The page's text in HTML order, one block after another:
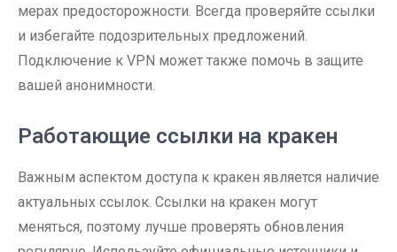
мерах предосторожности. Всегда проверяйте ссылки
и избегайте подозрительных предложений.
Подключение к VPN может также помочь в защите
вашей анонимности.
Работающие ссылки на кракен
Важным аспектом доступа к кракен является наличие
актуальных ссылок. Ссылки на кракен могут
меняться, поэтому лучше проверять обновления